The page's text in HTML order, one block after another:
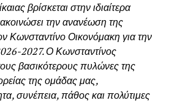
βρίσκεται στην ιδιαίτερα
την ανανέωση της
Κωνσταντίνο Οικονόμακη για την
2027. Ο Κωνσταντίνος
βασικότερους πυλώνες της
της ομάδας μας,
συνέπεια, πάθος και πολύτιμες